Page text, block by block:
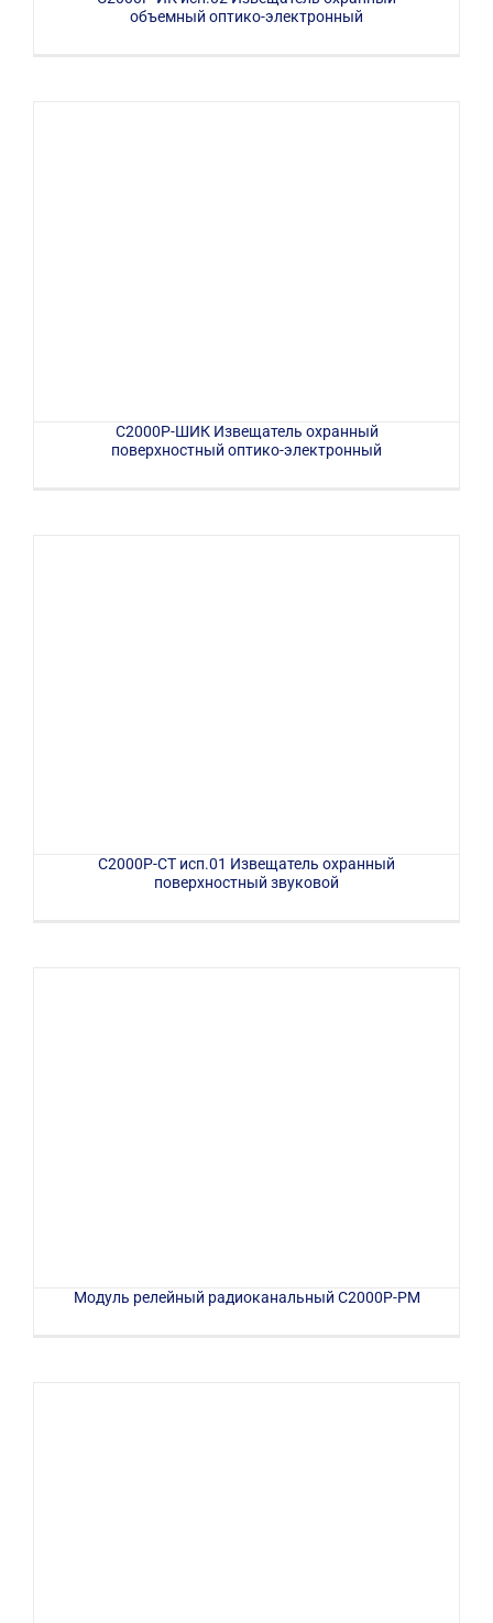
объемный оптико-электронный
С2000Р-ШИК Извещатель охранный
поверхностный оптико-электронный
С2000Р-СТ исп.01 Извещатель охранный
поверхностный звуковой
Модуль релейный радиоканальный С2000Р-РМ